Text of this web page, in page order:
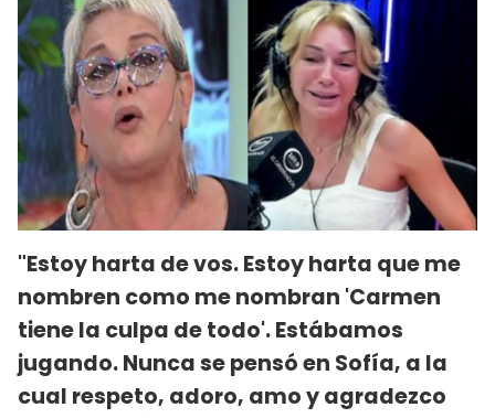
"Estoy harta de vos. Estoy harta que me
nombren como me nombran 'Carmen
tiene la culpa de todo'. Estábamos
jugando. Nunca se pensó en Sofía, a la
cual respeto, adoro, amo y agradezco